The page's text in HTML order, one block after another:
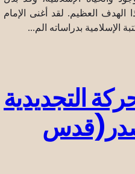
العظيم. لقد أغنى الإمام
الإسلامية بدراساته الم...
التجديدية